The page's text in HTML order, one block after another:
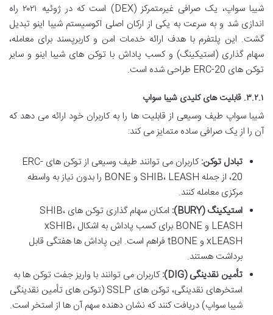
شیبا سواپ، یک صرافی غیرمتمرکز (DEX) است که در ژوئیه ۲۰۲۱ راه
اندازی شد و به سرعت به یکی از ارکان اصلی اکوسیستم شیبا اینو تبدیل
گشت. این پلتفرم با هدف ارائه خدمات امن و کاربرپسند برای معامله،
سهام گذاری (استیکینگ) و کسب پاداش با توکن های شیبا اینو و سایر
توکن های ERC-20 طراحی شده است.
۳.۲.۱. قابلیت های کلیدی شیبا سواپ
شیبا سواپ طیف وسیعی از قابلیت ها را به کاربران خود ارائه می دهد که
آن را از یک صرافی ساده متمایز می کند:
تبادل توکن:
کاربران می توانند طیف وسیعی از توکن های ERC-
20، از جمله SHIB، LEASH و BONE را بدون نیاز به واسطه
مرکزی معامله کنند.
استیکینگ (BURY):
امکان سهام گذاری توکن های SHIB،
LEASH و BONE برای کسب پاداش به اشکال xSHIB،
xLEASH و tBONE فراهم است. این پاداش ها هفتگی قابل
برداشت هستند.
تأمین نقدینگی (DIG):
کاربران می توانند با واریز جفت توکن ها به
استخرهای نقدینگی، توکن های SSLP (توکن های تأمین نقدینگی
شیبا سواپ) دریافت کنند که نشان دهنده سهم آن ها از استخر است.